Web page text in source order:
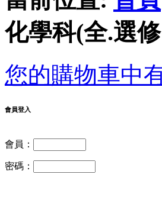
化學科(全.選
您的購物車中
會員登入
會員：
密碼：